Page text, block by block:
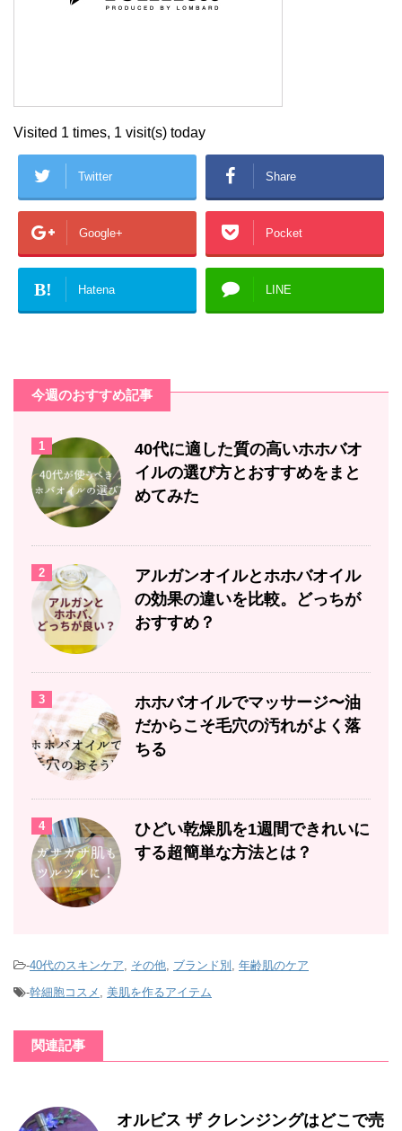
Visited 1 times, 1 visit(s) today
Twitter Share
Google+ Pocket
B! Hatena LINE
今週のおすすめ記事
1
40代に適した質の高いホホバオ
イルの選び方とおすすめをまと
めてみた
2
アルガンオイルとホホバオイル
の効果の違いを比較。どっちが
おすすめ？
3
ホホバオイルでマッサージ〜油
だからこそ毛穴の汚れがよく落
ちる
4
ひどい乾燥肌を1週間できれいに
する超簡単な方法とは？
-40代のスキンケア, その他, ブランド別 , 年齢肌のケア
-幹細胞コスメ , 美肌を作るアイテム
関連記事
オルビス ザ クレンジングはどこで売